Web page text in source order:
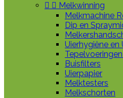
  Melkwinning
Melkmachine
Dip en
Uierhygiëne en
Buisfilters
Uierpapier
Melktesters
Melkschorten